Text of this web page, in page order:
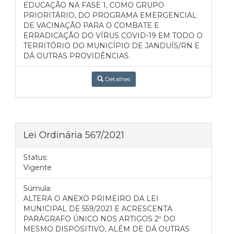
EDUCAÇÃO NA FASE 1, COMO GRUPO
PRIORITÁRIO, DO PROGRAMA EMERGENCIAL
DE VACINAÇÃO PARA O COMBATE E
ERRADICAÇÃO DO VÍRUS COVID-19 EM TODO O
TERRITÓRIO DO MUNICÍPIO DE JANDUÍS/RN E
DÁ OUTRAS PROVIDÊNCIAS.
Detalhes
Lei Ordinária 567/2021
Status:
Vigente
Súmula:
ALTERA O ANEXO PRIMEIRO DA LEI
MUNICIPAL DE 559/2021 E ACRESCENTA
PARÁGRAFO ÚNICO NOS ARTIGOS 2º DO
MESMO DISPOSITIVO, ALÉM DE DÁ OUTRAS